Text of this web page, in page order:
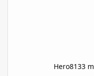
Hero8133